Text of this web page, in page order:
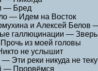
— Бред
— Идем на Восток
и Алексей Белов
галлюцинации — Зверь
из моей головы
не услышит
Эти реки никуда не
— Прорвёмся